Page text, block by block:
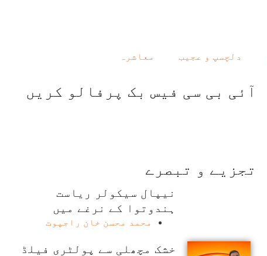
دلچسپ و عجیب معاشرہ
آئی بی سی فیس بک پرفالو کریں
تجزیے و تبصرے
نیپال سیکولر ریاست
ہندوتوا کے نرغے میں
محمد محسن خان راجپوت
خشک مچھلی سے پولٹری فیلڈ